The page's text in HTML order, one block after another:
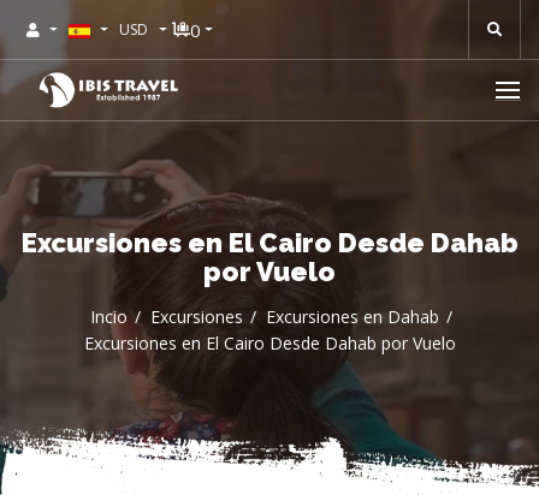
USD 0
Excursiones en El Cairo Desde Dahab
por Vuelo
Incio Excursiones
Excursiones en Dahab
Excursiones en El Cairo Desde Dahab por Vuelo